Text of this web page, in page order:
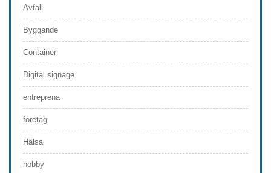
Avfall
Byggande
Container
Digital signage
entreprena
företag
Hälsa
hobby